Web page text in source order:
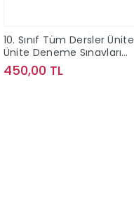
10. Sınıf Tüm Dersler Ünite
Ünite Deneme Sınavları
Çözümlü Editör Yayınları
450,00 TL